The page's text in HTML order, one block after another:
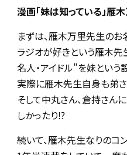
漫画「妹は知っている」雁
まずは、雁木万里先生のお
ラジオが好きという雁木
名人・アイドル"を妹という
実際に雁木先生自身も弟さ
そして中丸さん、倉持さん
しかったり⁉︎
続いて、雁木先生なりのコ